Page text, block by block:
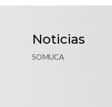
Noticias
SOMUCA